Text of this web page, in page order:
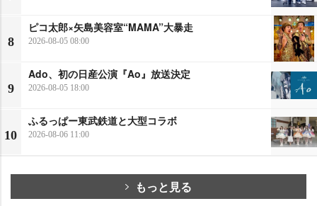
8
ピコ太郎×矢島美容室“MAMA”大暴走
2026-08-05 08:00
9
Ado、初の日産公演『Ao』放送決定
2026-08-05 18:00
10
ふるっぱー東武鉄道と大型コラボ
2026-08-06 11:00
もっと見る